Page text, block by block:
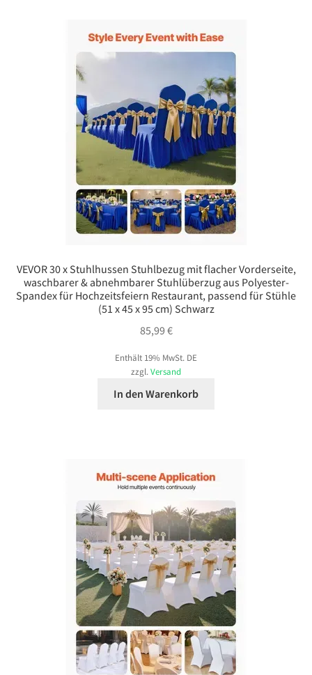
VEVOR 30 x Stuhlhussen Stuhlbezug mit flacher Vorderseite,
waschbarer & abnehmbarer Stuhlüberzug aus Polyester-
Spandex für Hochzeitsfeiern Restaurant, passend für Stühle
(51 x 45 x 95 cm) Schwarz
85,99 €
Enthält 19% MwSt. DE
zzgl. Versand
In den Warenkorb